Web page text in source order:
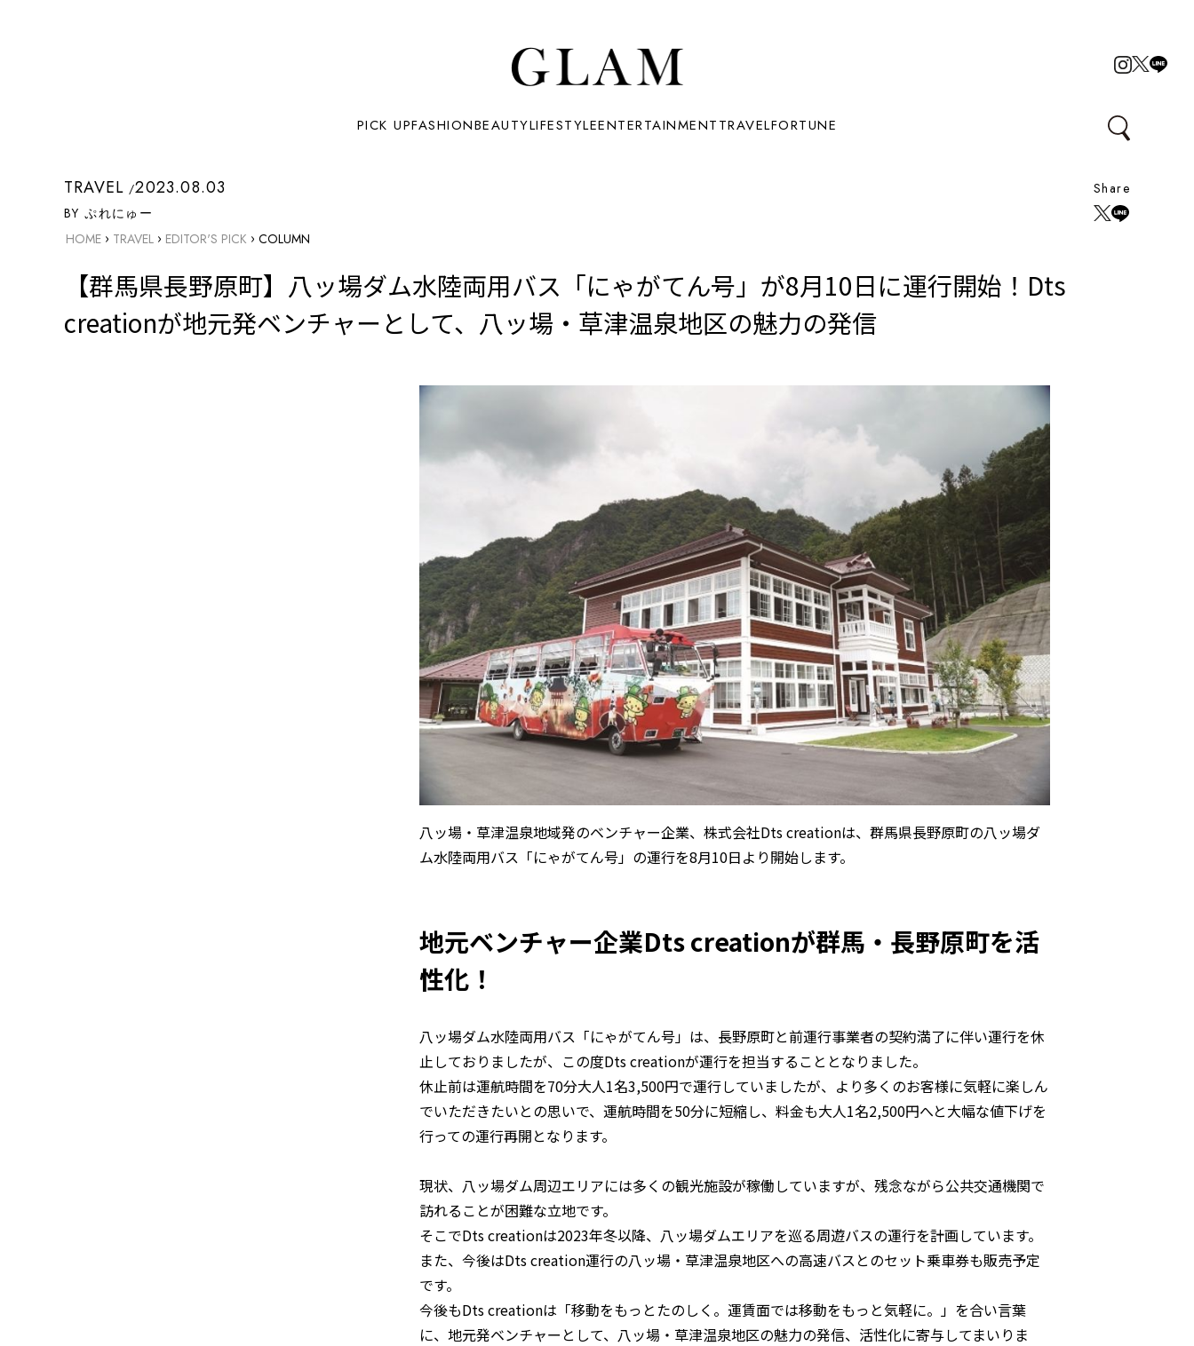
PICK UPFASHIONBEAUTYLIFESTYLEENTERTAINMENTTRAVELFORTUNE
TRAVEL 2023.08.03
BY ぷれにゅー
Share
HOME › TRAVEL › EDITOR'S PICK › COLUMN
【群馬県長野原町】八ッ場ダム水陸両用バス「にゃがてん号」が8月10日に運行開始！Dts
creationが地元発ベンチャーとして、八ッ場・草津温泉地区の魅力の発信
八ッ場・草津温泉地域発のベンチャー企業、株式会社Dts creationは、群馬県長野原町の八ッ場ダ
ム水陸両用バス「にゃがてん号」の運行を8月10日より開始します。
地元ベンチャー企業Dts creationが群馬・長野原町を活
性化！
八ッ場ダム水陸両用バス「にゃがてん号」は、長野原町と前運行事業者の契約満了に伴い運行を休
止しておりましたが、この度Dts creationが運行を担当することとなりました。
休止前は運航時間を70分大人1名3,500円で運行していましたが、より多くのお客様に気軽に楽しん
でいただきたいとの思いで、運航時間を50分に短縮し、料金も大人1名2,500円へと大幅な値下げを
行っての運行再開となります。
現状、八ッ場ダム周辺エリアには多くの観光施設が稼働していますが、残念ながら公共交通機関で
訪れることが困難な立地です。
そこでDts creationは2023年冬以降、八ッ場ダムエリアを巡る周遊バスの運行を計画しています。
また、今後はDts creation運行の八ッ場・草津温泉地区への高速バスとのセット乗車券も販売予定
です。
今後もDts creationは「移動をもっとたのしく。運賃面では移動をもっと気軽に。」を合い言葉
に、地元発ベンチャーとして、八ッ場・草津温泉地区の魅力の発信、活性化に寄与してまいりま